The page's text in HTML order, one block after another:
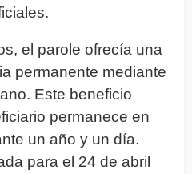
el parole ofrecía una
permanente mediante
Este beneficio
permanece en
un año y un día.
para el 24 de abril